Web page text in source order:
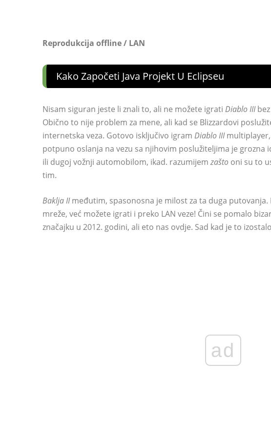
Reprodukcija offline / LAN
Kako Započeti Java Projekt U Eclipseu
Nisam siguran jeste li znali to, ali ne možete igrati Diablo IIIbez
Obično to nije problem za mene, ali kad se Blizzardovi
internetska veza. Gotovo isključivo igram Diablo IIImultiplayer,
potpuno oslanja na vezu sa njihovim poslužiteljima je grozna
ili dugoj vožnji automobilom, ikad. razumijem zašto oni su to
tim.
Baklja IImeđutim, spasonosna je milost za ta duga putovanja.
mreže, već možete igrati i preko LAN veze! Čini se pomalo
značajku u 2012. godini, ali eto nas ovdje. Sad kad je to
ad